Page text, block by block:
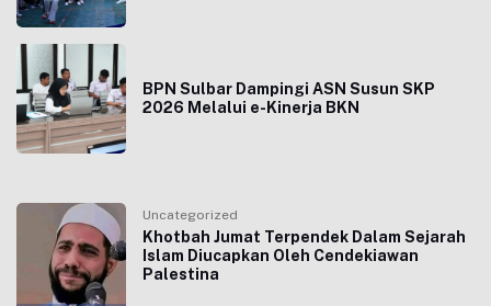
BPN Sulbar Dampingi ASN Susun SKP
2026 Melalui e-Kinerja BKN
Uncategorized
Khotbah Jumat Terpendek Dalam Sejarah
Islam Diucapkan Oleh Cendekiawan
Palestina